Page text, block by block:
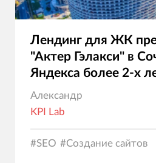
Лендинг для ЖК
"Актер Гэлакси" в
Яндекса более 2-х
Александр
KPI Lab
#SEO #Создание сайтов